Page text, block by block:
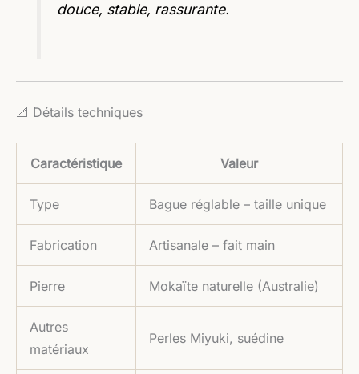
douce, stable, rassurante.
📐 Détails techniques
Caractéristique Valeur
Type Bague réglable – taille unique
Fabrication Artisanale – fait main
Pierre Mokaïte naturelle (Australie)
Autres
matériaux
Perles Miyuki, suédine